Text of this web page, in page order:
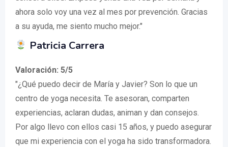
ahora solo voy una vez al mes por prevención. Gracias
a su ayuda, me siento mucho mejor."
Patricia Carrera
Valoración: 5/5
"¿Qué puedo decir de María y Javier? Son lo que un
centro de yoga necesita. Te asesoran, comparten
experiencias, aclaran dudas, animan y dan consejos.
Por algo llevo con ellos casi 15 años, y puedo asegurar
que mi experiencia con el yoga ha sido transformadora.